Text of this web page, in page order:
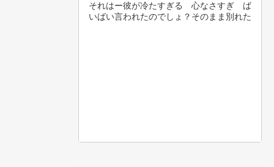
それはー彼が冷たすぎる　心なさすぎ　ば
いばい言われたのでしょ？そのまま別れた